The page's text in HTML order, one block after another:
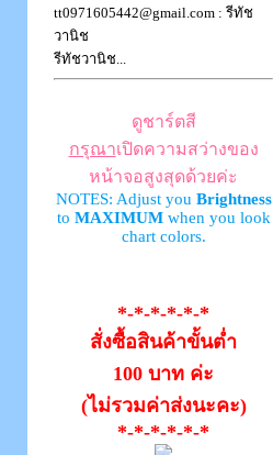
tt0971605442@gmail.com : รีทัช
วานิช
รีทัชวานิช...
ดูชาร์ตสี
กรุณาเปิดความสว่างของ
หน้าจอสูงสุดด้วยค่ะ
NOTES: Adjust you Brightness
to MAXIMUMwhen you look
chart colors.
*-*-*-*-*-*
สั่งซื้อสินค้าขั้นต่ำ
100 บาท ค่ะ
(ไม่รวมค่าส่งนะคะ)
*-*-*-*-*-*